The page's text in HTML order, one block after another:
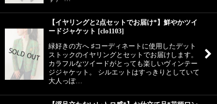
【イヤリングと2点セットでお届け*】鮮やかツイ
ードジャケット [clo1103]
緑好きの方へ ♯コーディネートに使用したデット
ストックのイヤリングとセットでお届けします。
カラフルなツイードがとっても楽しいヴィンテー
ジジャケット。 シルエットはすっきりとしていて
大人っぽ…